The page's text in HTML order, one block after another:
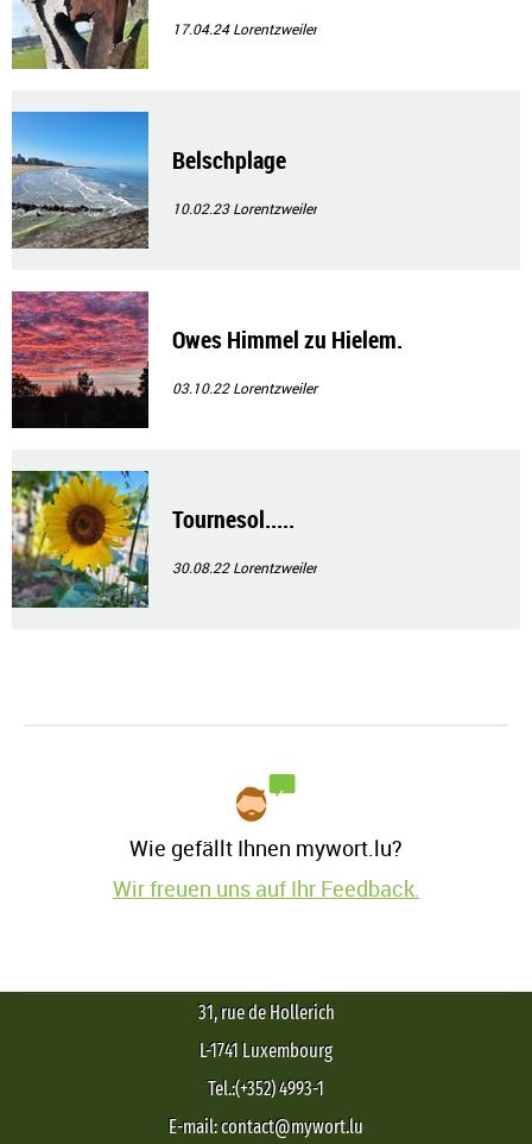
17.04.24Lorentzweiler
Belschplage
10.02.23Lorentzweiler
Owes Himmel zu Hielem.
03.10.22Lorentzweiler
Tournesol.....
30.08.22Lorentzweiler
Wie gefällt Ihnen mywort.lu?
Wir freuen uns auf Ihr Feedback.
31, rue de Hollerich
L-1741 Luxembourg
Tel.:(+352) 4993-1
E-mail: contact@mywort.lu